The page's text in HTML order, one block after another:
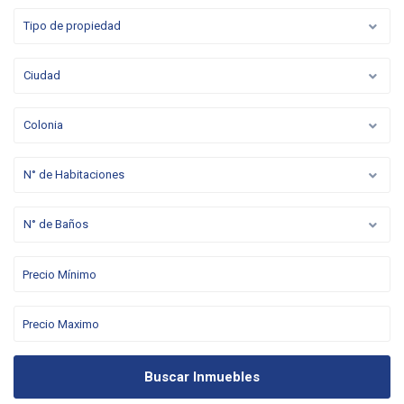
Tipo de propiedad
Ciudad
Colonia
N° de Habitaciones
N° de Baños
Buscar Inmuebles